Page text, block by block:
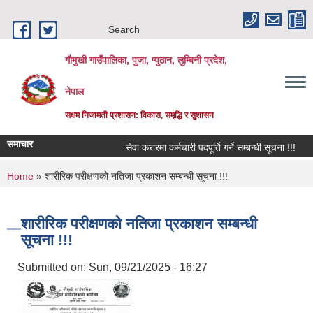
Search
गौमुखी गाउँपालिका, पुजा, प्युठान, लुम्बिनी प्रदेश,
नेपाल
सक्षम निजामती प्रशासन: विकास, समृद्धि र सुशासन
समाचार सेवा करारमा कर्मचारी पदपूर्ति गर्ने सम्बन्धी सूचना !!!
You are here
Home » शारीरिक परीक्षणको नतिजा प्रकाशन सम्बन्धी सूचना !!!
शारीरिक परीक्षणको नतिजा प्रकाशन सम्बन्धी
सूचना !!!
Submitted on: Sun, 09/21/2025 - 16:27